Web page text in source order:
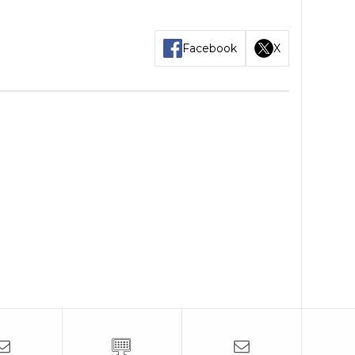
Facebook X